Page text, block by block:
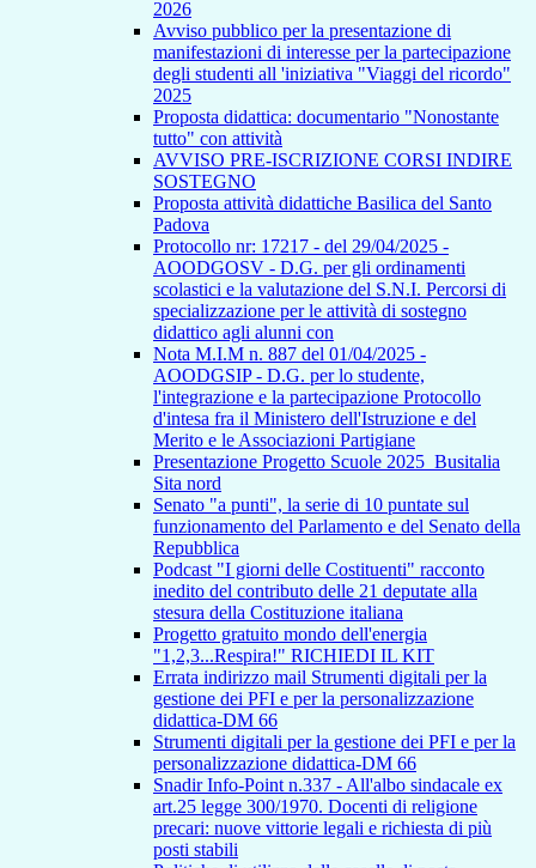
2026
Avviso pubblico per la presentazione di
manifestazioni di interesse per la partecipazione
degli studenti all 'iniziativa "Viaggi del ricordo"
2025
Proposta didattica: documentario "Nonostante
tutto" con attività
AVVISO PRE-ISCRIZIONE CORSI INDIRE
SOSTEGNO
Proposta attività didattiche Basilica del Santo
Padova
Protocollo nr: 17217 - del 29/04/2025 -
AOODGOSV - D.G. per gli ordinamenti
scolastici e la valutazione del S.N.I. Percorsi di
specializzazione per le attività di sostegno
didattico agli alunni con
Nota M.I.M n. 887 del 01/04/2025 -
AOODGSIP - D.G. per lo studente,
l'integrazione e la partecipazione Protocollo
d'intesa fra il Ministero dell'Istruzione e del
Merito e le Associazioni Partigiane
Presentazione Progetto Scuole 2025_Busitalia
Sita nord
Senato "a punti", la serie di 10 puntate sul
funzionamento del Parlamento e del Senato della
Repubblica
Podcast "I giorni delle Costituenti" racconto
inedito del contributo delle 21 deputate alla
stesura della Costituzione italiana
Progetto gratuito mondo dell'energia
"1,2,3...Respira!" RICHIEDI IL KIT
Errata indirizzo mail Strumenti digitali per la
gestione dei PFI e per la personalizzazione
didattica-DM 66
Strumenti digitali per la gestione dei PFI e per la
personalizzazione didattica-DM 66
Snadir Info-Point n.337 - All'albo sindacale ex
art.25 legge 300/1970. Docenti di religione
precari: nuove vittorie legali e richiesta di più
posti stabili